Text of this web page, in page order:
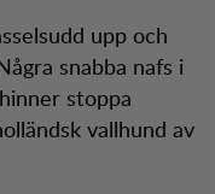
upp och
snabba nafs i
stoppa
vallhund av